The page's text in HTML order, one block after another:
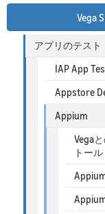
Vega
アプリの実行
アプリのテスト
IAP App
Appstore
Appium
Vega
トール